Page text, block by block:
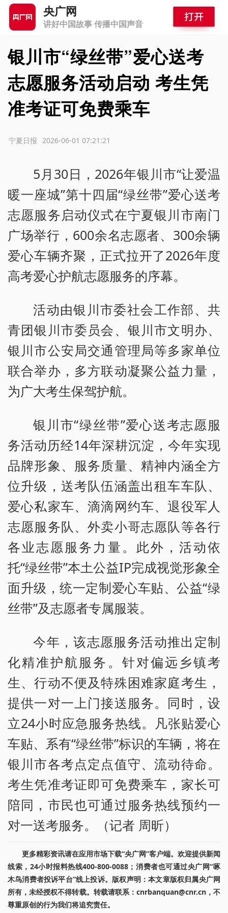
央广网
讲好中国故事 传播中国声音
银川市“绿丝带”爱心送考
志愿服务活动启动 考生凭
准考证可免费乘车
2026-06-01 07:21:21
宁夏日报
5月30日，2026年银川市“让爱温
暖一座城”第十四届“绿丝带”爱心送考
志愿服务启动仪式在宁夏银川市南门
广场举行，600余名志愿者、300余辆
爱心车辆齐聚，正式拉开了2026年度
高考爱心护航志愿服务的序幕。
活动由银川市委社会工作部、共
青团银川市委员会、银川市文明办、
银川市公安局交通管理局等多家单位
联合举办，多方联动凝聚公益力量，
为广大考生保驾护航。
银川市“绿丝带”爱心送考志愿服
务活动历经14年深耕沉淀，今年实现
品牌形象、服务质量、精神内涵全方
位升级，送考队伍涵盖出租车车队、
爱心私家车、滴滴网约车、退役军人
志愿服务队、外卖小哥志愿队等各行
各业志愿服务力量。此外，活动依
托“绿丝带”本土公益IP完成视觉形象全
面升级，统一定制爱心车贴、公益“绿
丝带”及志愿者专属服装。
今年，该志愿服务活动推出定制
化精准护航服务。针对偏远乡镇考
生、行动不便及特殊困难家庭考生，
提供一对一上门接送服务。同时，设
立24小时应急服务热线。凡张贴爱心
车贴、系有“绿丝带”标识的车辆，将在
银川市各考点定点值守、流动待命。
考生凭准考证即可免费乘车，家长可
陪同，市民也可通过服务热线预约一
对一送考服务。（记者 周昕）
更多精彩资讯请在应用市场下载“央广网”客户端。欢迎提供新闻
线索，24小时报料热线400-800-0088；消费者也可通过央广网“啄
木鸟消费者投诉平台”线上投诉。版权声明：本文章版权归属央广网
所有，未经授权不得转载。转载请联系：cnrbanquan@cnr.cn，不
尊重原创的行为我们将追究责任。